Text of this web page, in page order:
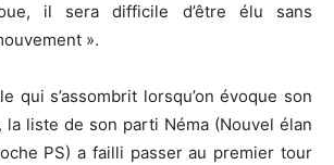
il sera difficile d’être élu sans
».
qui s’assombrit lorsqu’on évoque son
la liste de son parti Néma (Nouvel élan
PS) a failli passer au premier tour